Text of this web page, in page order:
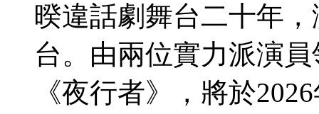
暌違話劇舞台二十年
台。由兩位實力派演
《夜行者》，將於